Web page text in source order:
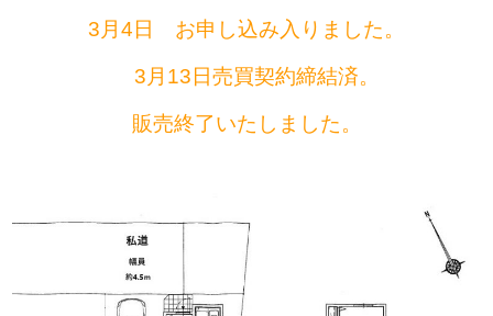
3月4日 お申し込み入りました。
3月13日売買契約締結済。
販売終了いたしました。